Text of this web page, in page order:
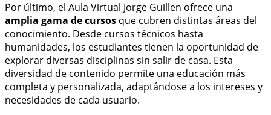
Por último, el Aula Virtual Jorge Guillen ofrece una
amplia gama de cursos que cubren distintas áreas del
conocimiento. Desde cursos técnicos hasta
humanidades, los estudiantes tienen la oportunidad de
explorar diversas disciplinas sin salir de casa. Esta
diversidad de contenido permite una educación más
completa y personalizada, adaptándose a los intereses y
necesidades de cada usuario.